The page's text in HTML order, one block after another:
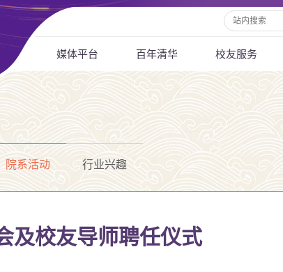
媒体平台 百年清华 校友服务
院系活动 行业兴趣
及校友导师聘任仪式